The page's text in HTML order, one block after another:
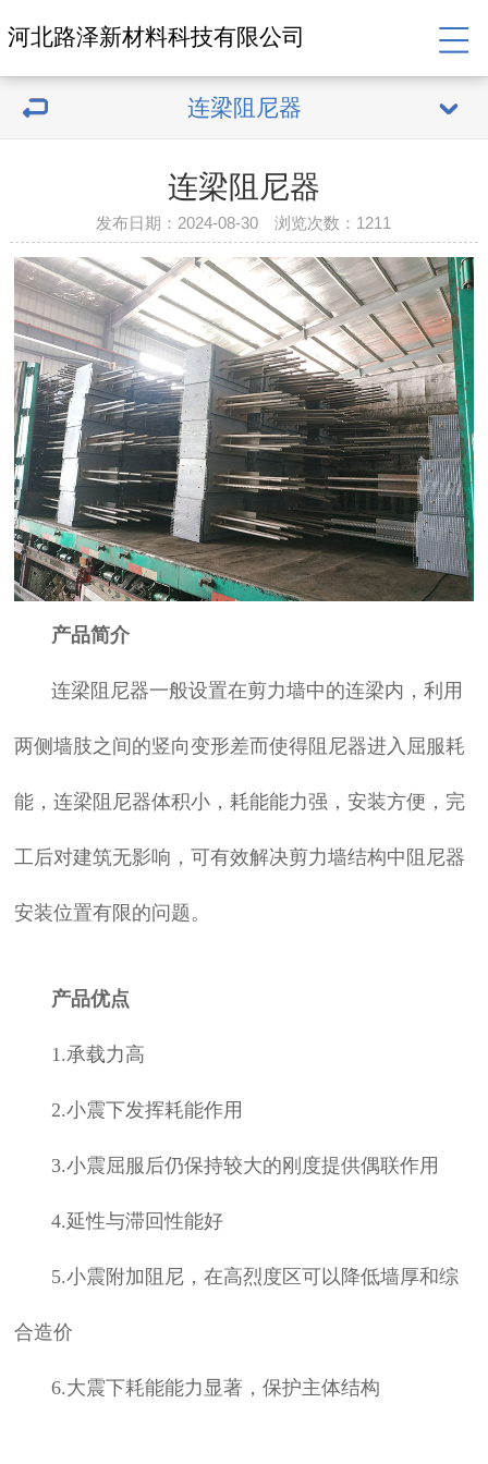
河北路泽新材料科技有限公司
连梁阻尼器
连梁阻尼器
发布日期：2024-08-30 浏览次数： 1211
产品简介
连梁阻尼器一般设置在剪力墙中的连梁内，利用
两侧墙肢之间的竖向变形差而使得阻尼器进入屈服耗
能，连梁阻尼器体积小，耗能能力强，安装方便，完
工后对建筑无影响，可有效解决剪力墙结构中阻尼器
安装位置有限的问题。
产品优点
1.承载力高
2.小震下发挥耗能作用
3.小震屈服后仍保持较大的刚度提供偶联作用
4.延性与滞回性能好
5.小震附加阻尼，在高烈度区可以降低墙厚和综
合造价
6.大震下耗能能力显著，保护主体结构